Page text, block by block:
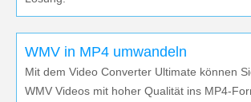
WMV in MP4 umwandeln
Mit dem Video Converter Ultimate können
WMV Videos mit hoher Qualität ins MP4-